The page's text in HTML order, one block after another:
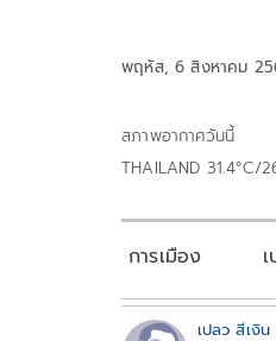
พฤหัส, 6 สิงหาคม
สภาพอากาศวันนี้
THAILAND 31.4°C/
การเมือง
เปลว สีเงิน